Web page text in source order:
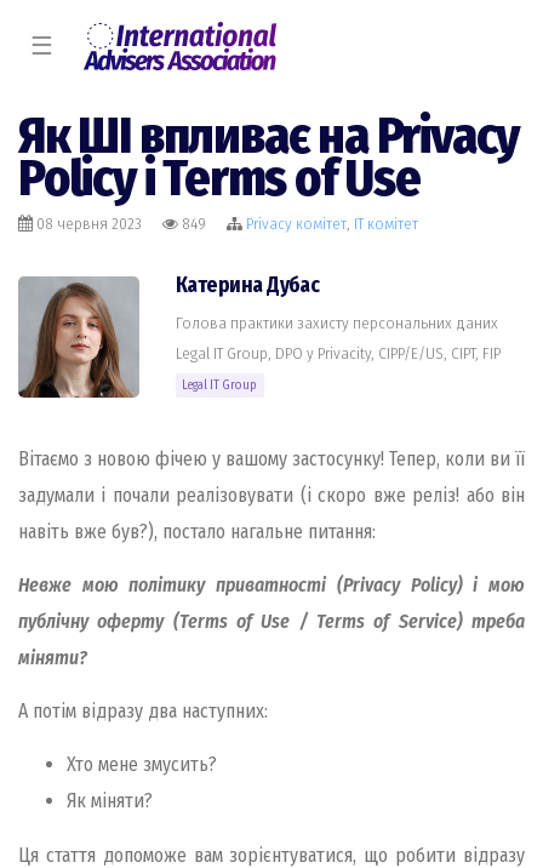
☰
Як ШІ впливає на Privacy
Policy і Terms of Use
08 червня 2023 849 Privacy комiтет, IT комiтет
Катерина Дубас
Голова практики захисту персональних даних
Legal IT Group, DPO у Privacity, CIPP/E/US, CIPT, FIP
Legal IT Group
Вітаємо з новою фічею у вашому застосунку! Тепер, коли ви її
задумали і почали реалізовувати (і скоро вже реліз! або він
навіть вже був?), постало нагальне питання:
Невже мою політику приватності (Privacy Policy) і мою
публічну оферту (Terms of Use / Terms of Service) треба
міняти?
А потім відразу два наступних:
Хто мене змусить?
Як міняти?
Ця стаття допоможе вам зорієнтуватися, що робити відразу